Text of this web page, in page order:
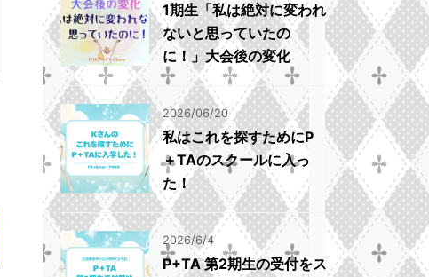
1期生「私は絶対に変われ
ないと思っていたの
に！」大会後の変化
2026/06/20
私はこれを探すためにP
＋TAのスクールに入っ
た！
2026/6/4
P+TA 第2期生の受付をス